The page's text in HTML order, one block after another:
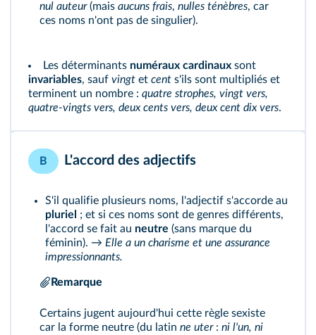
nul auteur(mais aucuns frais, nulles ténèbres, car
ces noms n'ont pas de singulier).
Les déterminants numéraux cardinaux sont
invariables, sauf vingt et cent s'ils sont multipliés et
terminent un nombre : quatre strophes, vingt vers,
quatre-vingts vers, deux cents vers, deux cent dix vers.
B L'accord des adjectifs
S'il qualifie plusieurs noms, l'adjectif s'accorde au
pluriel
; et si ces noms sont de genres différents,
l'accord se fait au neutre (sans marque du
féminin). → Elle a un charisme et une assurance
impressionnants.
Remarque
Certains jugent aujourd'hui cette règle sexiste
car la forme neutre (du latin ne uter: ni l'un, ni